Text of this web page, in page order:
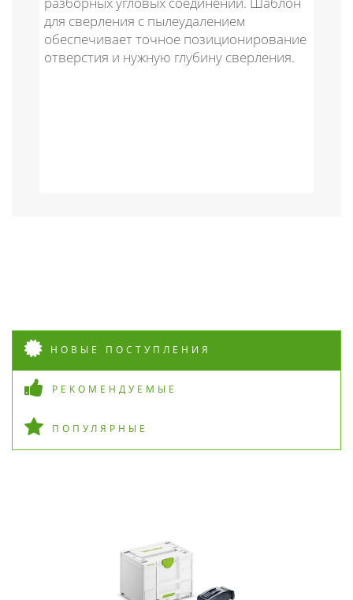
для сверления с пылеудалением
обеспечивает точное позиционирование
отверстия и нужную глубину сверления.
НОВЫЕ ПОСТУПЛЕНИЯ
РЕКОМЕНДУЕМЫЕ
ПОПУЛЯРНЫЕ